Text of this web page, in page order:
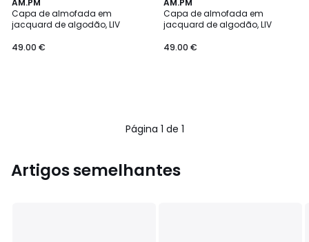
AM.PM
Capa de almofada em
jacquard de algodão, LIV
49.00 €
AM.PM
Capa de almofada em
jacquard de algodão, LIV
49.00 €
Página 1 de 1
Artigos semelhantes